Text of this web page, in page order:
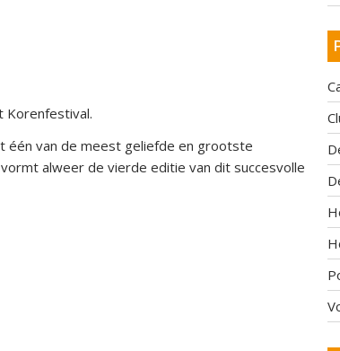
Korenfestival.
één van de meest geliefde en grootste
alweer de vierde editie van dit succesvolle